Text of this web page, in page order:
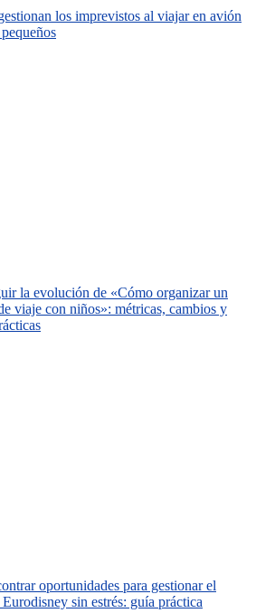
los imprevistos al viajar en avión
la evolución de «Cómo organizar un
viaje con niños»: métricas, cambios y
oportunidades para gestionar el
sin estrés: guía práctica